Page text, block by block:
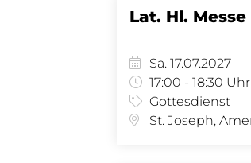
Lat. Hl. Messe
Sa. 17.07.2027
17:00 - 18:30 Uhr
Gottesdienst